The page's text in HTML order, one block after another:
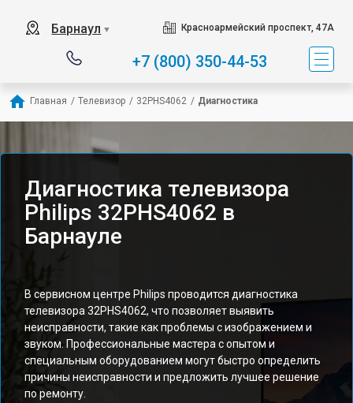
Барнаул ▼ Красноармейский проспект, 47А
+7 (800) 350-44-53
Главная / Телевизор / 32PHS4062 / Диагностика
Диагностика телевизора
Philips 32PHS4062 в
Барнауле
В сервисном центре Philips проводится диагностика
телевизора 32PHS4062, что позволяет выявить
неисправности, такие как проблемы с изображением и
звуком. Профессиональные мастера с опытом и
специальным оборудованием могут быстро определить
причины неисправности и предложить лучшее решение
по ремонту.